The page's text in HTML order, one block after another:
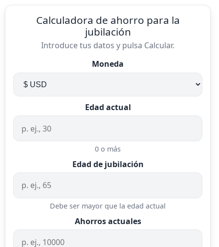
Calculadora de ahorro para la
jubilación
Introduce tus datos y pulsa Calcular.
Moneda
Edad actual
0 o más
Edad de jubilación
Debe ser mayor que la edad actual
Ahorros actuales